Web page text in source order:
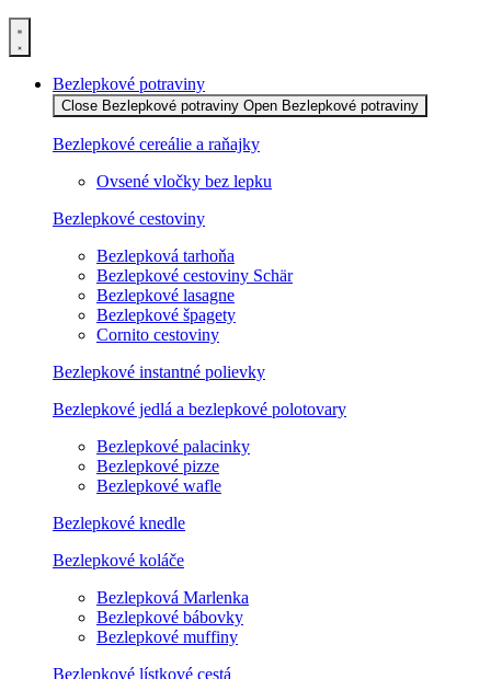
Bezlepkové potraviny
Close Bezlepkové potraviny Open Bezlepkové potraviny
Bezlepkové cereálie a raňajky
Ovsené vločky bez lepku
Bezlepkové cestoviny
Bezlepková tarhoňa
Bezlepkové cestoviny Schär
Bezlepkové lasagne
Bezlepkové špagety
Cornito cestoviny
Bezlepkové instantné polievky
Bezlepkové jedlá a bezlepkové polotovary
Bezlepkové palacinky
Bezlepkové pizze
Bezlepkové wafle
Bezlepkové knedle
Bezlepkové koláče
Bezlepková Marlenka
Bezlepkové bábovky
Bezlepkové muffiny
Bezlepkové lístkové cestá